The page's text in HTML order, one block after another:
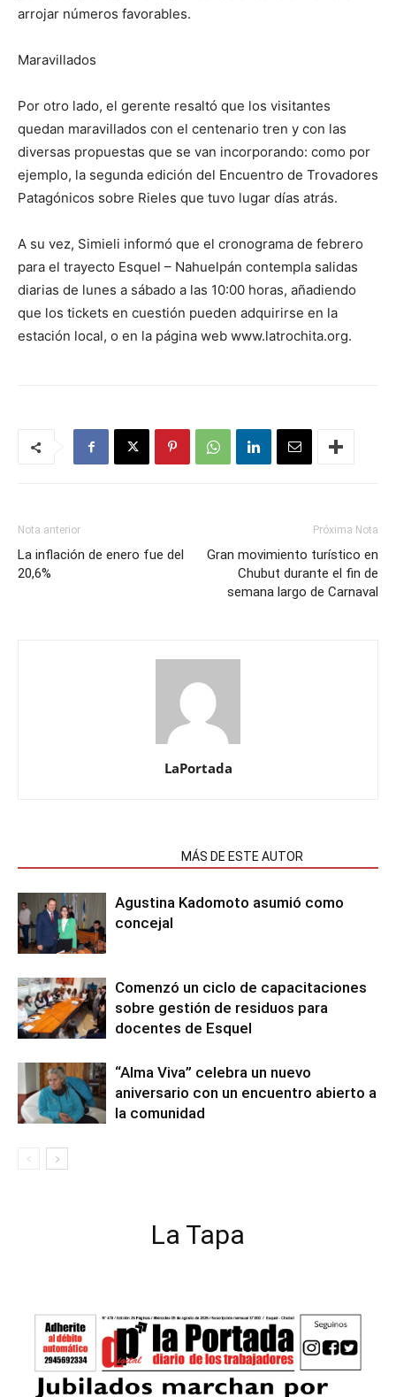
arrojar números favorables.
Maravillados
Por otro lado, el gerente resaltó que los visitantes
quedan maravillados con el centenario tren y con las
diversas propuestas que se van incorporando: como por
ejemplo, la segunda edición del Encuentro de Trovadores
Patagónicos sobre Rieles que tuvo lugar días atrás.
A su vez, Simieli informó que el cronograma de febrero
para el trayecto Esquel – Nahuelpán contempla salidas
diarias de lunes a sábado a las 10:00 horas, añadiendo
que los tickets en cuestión pueden adquirirse en la
estación local, o en la página web www.latrochita.org.
Nota anterior
La inflación de enero fue del
20,6%
Próxima Nota
Gran movimiento turístico en
Chubut durante el fin de
semana largo de Carnaval
LaPortada
MÁS DE ESTE AUTOR
Agustina Kadomoto asumió como
concejal
Comenzó un ciclo de capacitaciones
sobre gestión de residuos para
docentes de Esquel
“Alma Viva” celebra un nuevo
aniversario con un encuentro abierto a
la comunidad
La Tapa